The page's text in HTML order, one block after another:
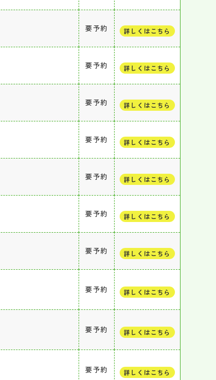
要予約 詳しくはこちら
要予約 詳しくはこちら
要予約 詳しくはこちら
要予約 詳しくはこちら
要予約 詳しくはこちら
要予約 詳しくはこちら
要予約 詳しくはこちら
要予約 詳しくはこちら
要予約 詳しくはこちら
要予約 詳しくはこちら